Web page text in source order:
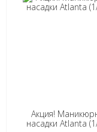
Акция!
насадки Atlanta